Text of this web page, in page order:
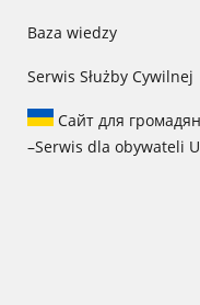
Baza wiedzy
Serwis Służby Cywilnej
Сайт для
–Serwis dla obywateli